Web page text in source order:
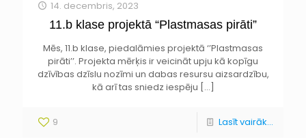
14. decembris, 2023
11.b klase projektā “Plastmasas pirāti”
Mēs, 11.b klase, piedalāmies projektā ‘’Plastmasas
pirāti’’. Projekta mērķis ir veicināt upju kā kopīgu
dzīvības dzīslu nozīmi un dabas resursu aizsardzību,
kā arī tas sniedz iespēju […]
9 Lasīt vairāk...